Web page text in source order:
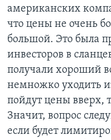
американских
что цены не очень
большой. Это была
инвесторов в
получали хороший
немножко уходить
пойдут цены вверх,
Значит, вопрос
если будет